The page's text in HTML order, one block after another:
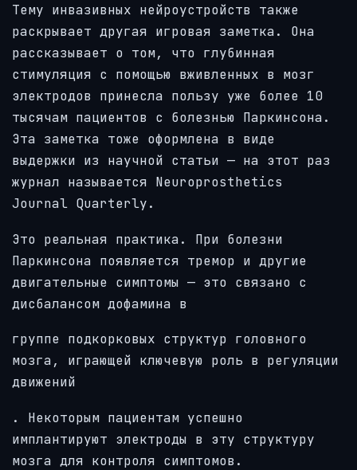
Тему инвазивных нейроустройств также
раскрывает другая игровая заметка. Она
рассказывает о том, что глубинная
стимуляция с помощью вживленных в мозг
электродов принесла пользу уже более 10
тысячам пациентов с болезнью Паркинсона.
Эта заметка тоже оформлена в виде
выдержки из научной статьи — на этот раз
журнал называется Neuroprosthetics
Journal Quarterly.
Это реальная практика. При болезни
Паркинсона появляется тремор и другие
двигательные симптомы — это связано с
дисбалансом дофамина в
группе подкорковых структур головного
мозга, играющей ключевую роль в регуляции
движений
. Некоторым пациентам успешно
имплантируют электроды в эту структуру
мозга для контроля симптомов.